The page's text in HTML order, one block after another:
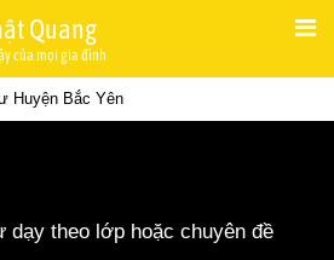
Quang
của mọi gia đình
Huyện Bắc Yên
dạy theo lớp hoặc chuyên đề